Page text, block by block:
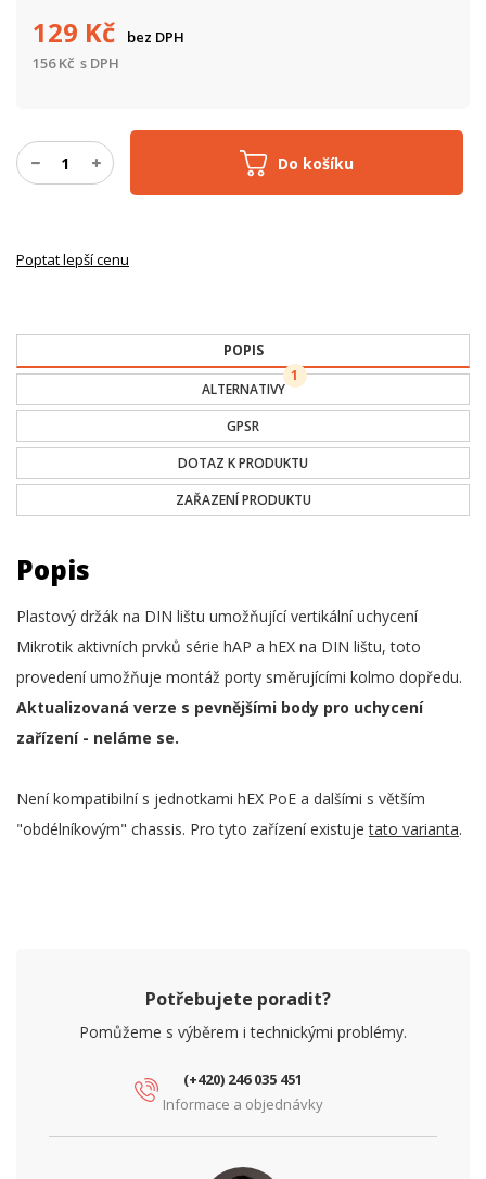
Do košíku
129 Kč
bez DPH
156Kč s DPH
Poptat lepší cenu
POPIS
ALTERNATIVY
1
GPSR
DOTAZ K PRODUKTU
ZAŘAZENÍ PRODUKTU
Popis
Plastový držák na DIN lištu umožňující vertikální uchycení
Mikrotik aktivních prvků série hAP a hEX na DIN lištu, toto
provedení umožňuje montáž porty směrujícími kolmo dopředu.
Aktualizovaná verze s pevnějšími body pro uchycení
zařízení - neláme se.
Není kompatibilní s jednotkami hEX PoE a dalšími s větším
"obdélníkovým" chassis. Pro tyto zařízení existujetato varianta.
Potřebujete poradit?
Pomůžeme s výběrem i technickými problémy.
(+420) 246 035 451
Informace a objednávky